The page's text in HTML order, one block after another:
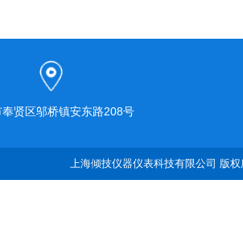
奉贤区邬桥镇安东路208号
上海倾技仪器仪表科技有限公司 版